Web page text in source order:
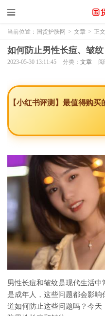
当前位置： 国货护肤网 > 文章 > 正文
如何防止男性长痘、皱纹
2023-05-30 13:11:45 分类： 文章
【小红书评测】最值得购
男性长痘和皱纹是现代生活
是成年人，这些问题都会影
道如何防止这些问题吗？今